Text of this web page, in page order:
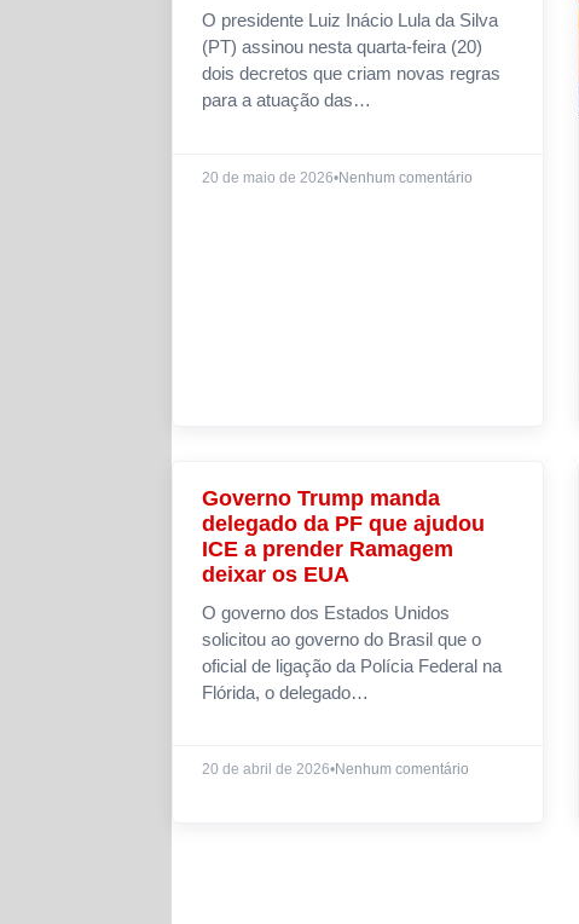
O presidente Luiz Inácio Lula da Silva
(PT) assinou nesta quarta-feira (20)
dois decretos que criam novas regras
para a atuação das…
20 de maio de 2026•Nenhum comentário
NOTÍCIAS
Governo Trump manda
delegado da PF que ajudou
ICE a prender Ramagem
deixar os EUA
O governo dos Estados Unidos
solicitou ao governo do Brasil que o
oficial de ligação da Polícia Federal na
Flórida, o delegado…
20 de abril de 2026•Nenhum comentário